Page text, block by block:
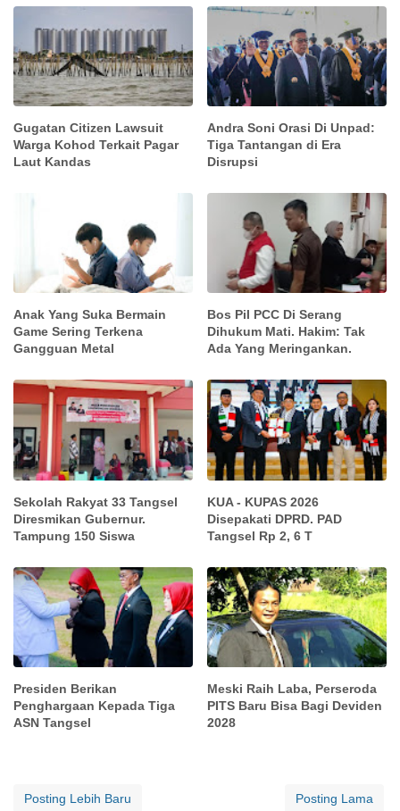
Gugatan Citizen Lawsuit
Warga Kohod Terkait Pagar
Laut Kandas
Andra Soni Orasi Di Unpad:
Tiga Tantangan di Era
Disrupsi
Anak Yang Suka Bermain
Game Sering Terkena
Gangguan Metal
Bos Pil PCC Di Serang
Dihukum Mati. Hakim: Tak
Ada Yang Meringankan.
Sekolah Rakyat 33 Tangsel
Diresmikan Gubernur.
Tampung 150 Siswa
KUA - KUPAS 2026
Disepakati DPRD. PAD
Tangsel Rp 2, 6 T
Presiden Berikan
Penghargaan Kepada Tiga
ASN Tangsel
Meski Raih Laba, Perseroda
PITS Baru Bisa Bagi Deviden
2028
Posting Lebih Baru Posting Lama